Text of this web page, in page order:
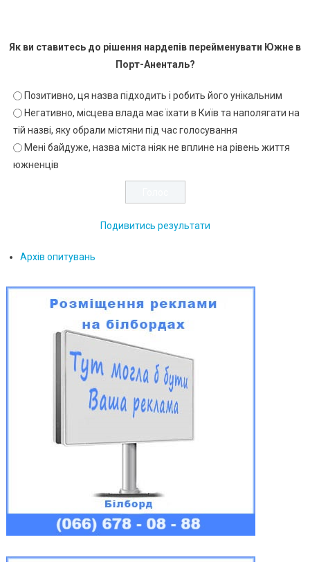
Як ви ставитесь до рішення нардепів перейменувати Южне в
Порт-Аненталь?
Позитивно, ця назва підходить і робить його унікальним
Негативно, місцева влада має їхати в Київ та наполягати на
тій назві, яку обрали містяни під час голосування
Мені байдуже, назва міста ніяк не вплине на рівень життя
южненців
Подивитись результати
Архів опитувань